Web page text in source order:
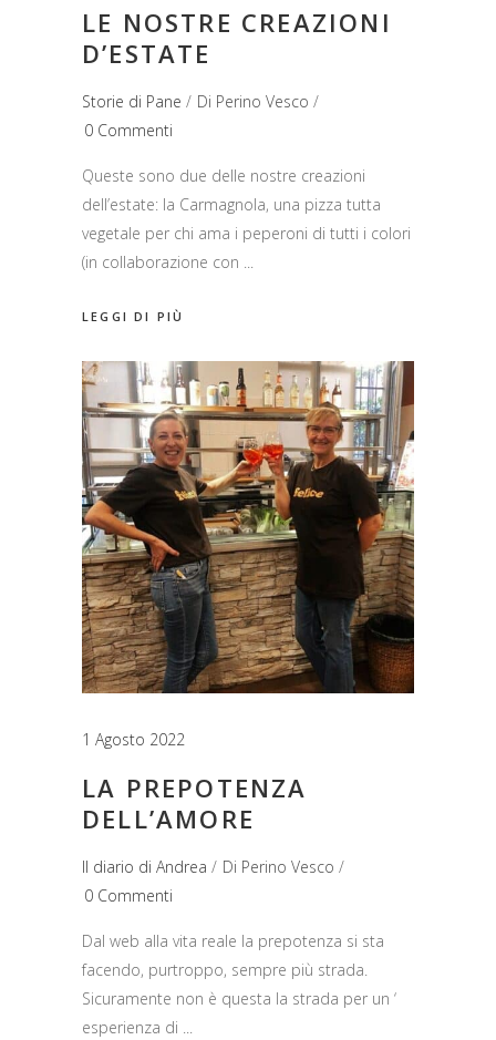
LE NOSTRE CREAZIONI
D’ESTATE
Storie di Pane Di Perino Vesco
0 Commenti
Queste sono due delle nostre creazioni
dell’estate: la Carmagnola, una pizza tutta
vegetale per chi ama i peperoni di tutti i colori
(in collaborazione con
LEGGI DI PIÙ
1 Agosto 2022
LA PREPOTENZA
DELL’AMORE
Il diario di Andrea Di Perino Vesco
0 Commenti
Dal web alla vita reale la prepotenza si sta
facendo, purtroppo, sempre più strada.
Sicuramente non è questa la strada per un ‘
esperienza di